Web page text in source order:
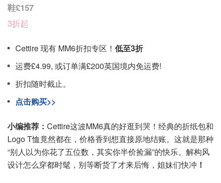
鞋£157
3折起
Cettire 现有 MM6折扣专区！ 低至3折
运费£4.99, 或订单满£200英国境内免运费!
折扣随时截止。
点击购买>>
小编推荐： Cettire这波MM6真的好逛到哭！经典的折纸包和
Logo T恤竟然都在，价格香到想直接原地结账。这就是那种
“别人以为你花了五位数，其实你半价捡漏”的快乐。解构风
设计怎么穿都时髦，别等断货了才来后悔，姐妹们快冲 ！